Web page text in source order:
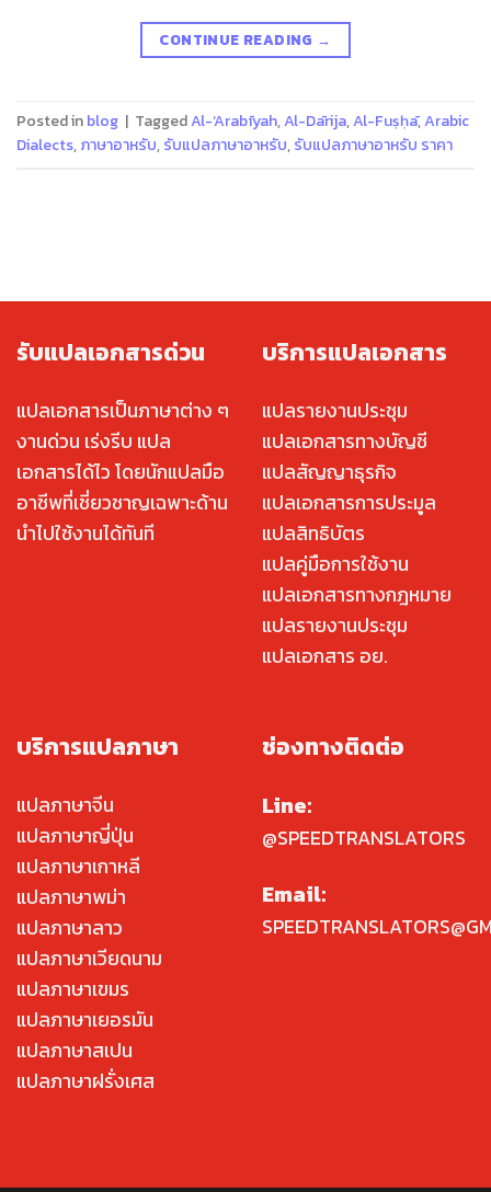
CONTINUE READING →
Posted inblog | TaggedAl-‘Arabīyah,Al-Dārija,Al-Fuṣḥā,Arabic
Dialects,ภาษาอาหรับ,รับแปลภาษาอาหรับ,รับแปลภาษาอาหรับ ราคา
รับแปลเอกสารด่วน
แปลเอกสารเป็นภาษาต่าง ๆ
งานด่วน เร่งรีบ แปล
เอกสารได้ไว โดยนักแปลมือ
อาชีพที่เชี่ยวชาญเฉพาะด้าน
นำไปใช้งานได้ทันที
บริการแปลเอกสาร
แปลรายงานประชุม
แปลเอกสารทางบัญชี
แปลสัญญาธุรกิจ
แปลเอกสารการประมูล
แปลสิทธิบัตร
แปลคู่มือการใช้งาน
แปลเอกสารทางกฎหมาย
แปลรายงานประชุม
แปลเอกสาร อย.
บริการแปลภาษา
แปลภาษาจีน
แปลภาษาญี่ปุ่น
แปลภาษาเกาหลี
แปลภาษาพม่า
แปลภาษาลาว
แปลภาษาเวียดนาม
แปลภาษาเขมร
แปลภาษาเยอรมัน
แปลภาษาสเปน
แปลภาษาฝรั่งเศส
ช่องทางติดต่อ
Line:
@SPEEDTRANSLATORS
Email: